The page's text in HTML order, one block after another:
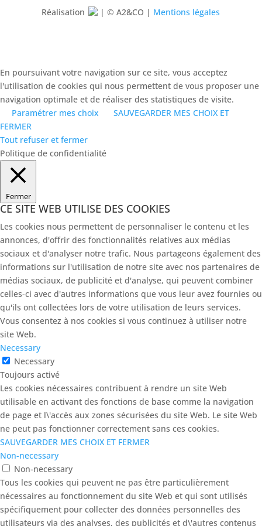
Réalisation | © A2&CO | Mentions légales
En poursuivant votre navigation sur ce site, vous acceptez
l'utilisation de cookies qui nous permettent de vous proposer une
navigation optimale et de réaliser des statistiques de visite.
Paramétrer mes choix
SAUVEGARDER MES CHOIX ET
FERMER
Tout refuser et fermer
Politique de confidentialité
Fermer
CE SITE WEB UTILISE DES COOKIES
Les cookies nous permettent de personnaliser le contenu et les
annonces, d'offrir des fonctionnalités relatives aux médias
sociaux et d'analyser notre trafic. Nous partageons également des
informations sur l'utilisation de notre site avec nos partenaires de
médias sociaux, de publicité et d'analyse, qui peuvent combiner
celles-ci avec d'autres informations que vous leur avez fournies ou
qu'ils ont collectées lors de votre utilisation de leurs services.
Vous consentez à nos cookies si vous continuez à utiliser notre
site Web.
Necessary
Necessary
Toujours activé
Les cookies nécessaires contribuent à rendre un site Web
utilisable en activant des fonctions de base comme la navigation
de page et l\'accès aux zones sécurisées du site Web. Le site Web
ne peut pas fonctionner correctement sans ces cookies.
SAUVEGARDER MES CHOIX ET FERMER
Non-necessary
Non-necessary
Tous les cookies qui peuvent ne pas être particulièrement
nécessaires au fonctionnement du site Web et qui sont utilisés
spécifiquement pour collecter des données personnelles des
utilisateurs via des analyses, des publicités et d\'autres contenus